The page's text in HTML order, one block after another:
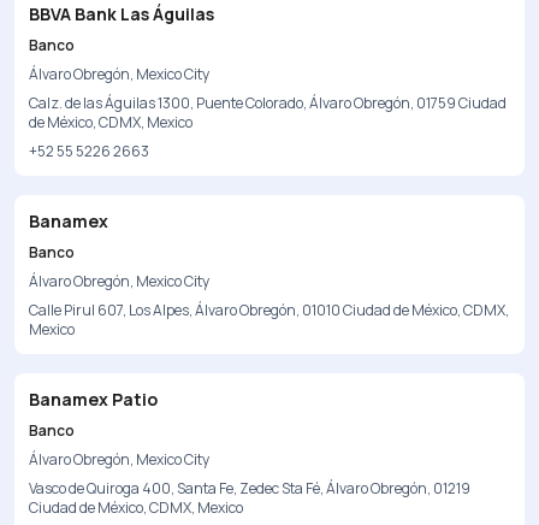
BBVA Bank Las Águilas
Banco
Álvaro Obregón, Mexico City
Calz. de las Águilas 1300, Puente Colorado, Álvaro Obregón, 01759 Ciudad
de México, CDMX, Mexico
+52 55 5226 2663
Banamex
Banco
Álvaro Obregón, Mexico City
Calle Pirul 607, Los Alpes, Álvaro Obregón, 01010 Ciudad de México, CDMX,
Mexico
Banamex Patio
Banco
Álvaro Obregón, Mexico City
Vasco de Quiroga 400, Santa Fe, Zedec Sta Fé, Álvaro Obregón, 01219
Ciudad de México, CDMX, Mexico